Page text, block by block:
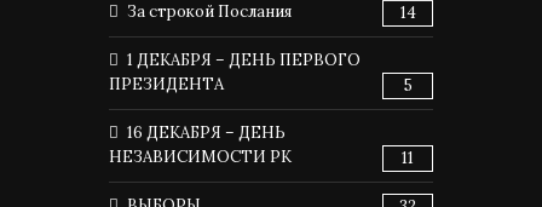
За строкой Послания 14
1 ДЕКАБРЯ – ДЕНЬ ПЕРВОГО
ПРЕЗИДЕНТА
5
16 ДЕКАБРЯ – ДЕНЬ
НЕЗАВИСИМОСТИ РК
11